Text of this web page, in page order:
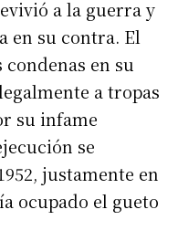
a la guerra y
en su contra. El
en su
a tropas
su infame
se
justamente en
ocupado el gueto